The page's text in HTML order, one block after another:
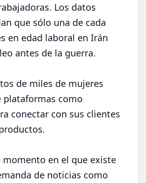
Los datos
que sólo una de cada
en edad laboral en Irán
antes de la guerra.
de miles de mujeres
plataformas como
conectar con sus clientes
en el que existe
de noticias como